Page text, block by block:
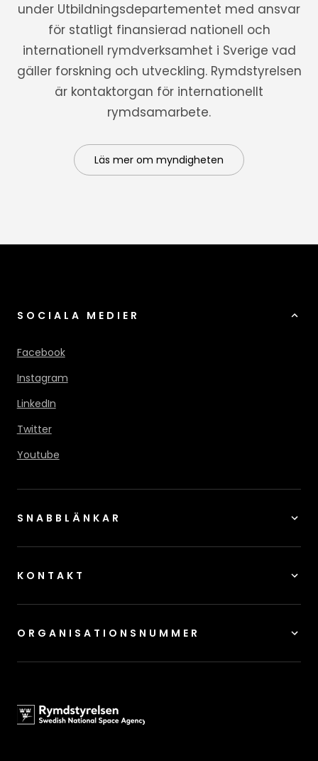
under Utbildningsdepartementet med ansvar
för statligt finansierad nationell och
internationell rymdverksamhet i Sverige vad
gäller forskning och utveckling. Rymdstyrelsen
är kontaktorgan för internationellt
rymdsamarbete.
Läs mer om myndigheten
SOCIALA MEDIER
Facebook
Instagram
LinkedIn
Twitter
Youtube
SNABBLÄNKAR
KONTAKT
ORGANISATIONSNUMMER